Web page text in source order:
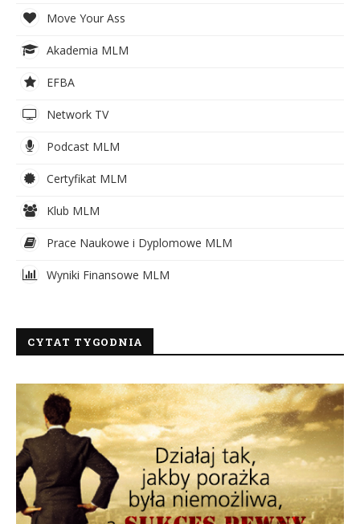
Move Your Ass
Akademia MLM
EFBA
Network TV
Podcast MLM
Certyfikat MLM
Klub MLM
Prace Naukowe i Dyplomowe MLM
Wyniki Finansowe MLM
CYTAT TYGODNIA